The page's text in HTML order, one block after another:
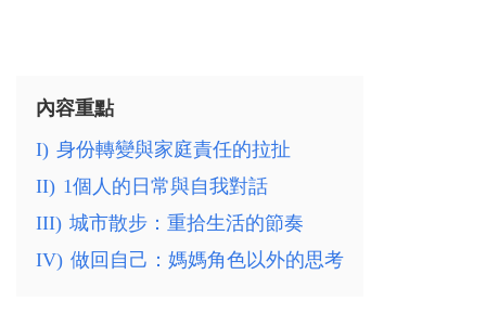
內容重點
I) 身份轉變與家庭責任的拉扯
II) 1個人的日常與自我對話
III) 城市散步：重拾生活的節奏
IV) 做回自己：媽媽角色以外的思考